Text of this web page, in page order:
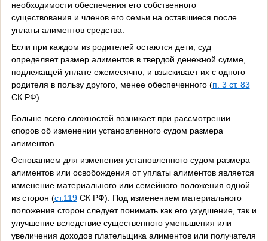
необходимости обеспечения его собственного
существования и членов его семьи на оставшиеся после
уплаты алиментов средства.
Если при каждом из родителей остаются дети, суд
определяет размер алиментов в твердой денежной сумме,
подлежащей уплате ежемесячно, и взыскивает их с одного
родителя в пользу другого, менее обеспеченного (п. 3 ст. 83
СК РФ).
Больше всего сложностей возникает при рассмотрении
споров об изменении установленного судом размера
алиментов.
Основанием для изменения установленного судом размера
алиментов или освобождения от уплаты алиментов является
изменение материального или семейного положения одной
из сторон (ст.119СК РФ). Под изменением материального
положения сторон следует понимать как его ухудшение, так и
улучшение вследствие существенного уменьшения или
увеличения доходов плательщика алиментов или получателя